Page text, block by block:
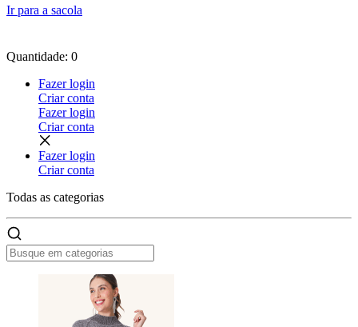
Ir para a sacola
Quantidade: 0
Fazer login
Criar conta
Fazer login
Criar conta
Fazer login
Criar conta
Todas as categorias